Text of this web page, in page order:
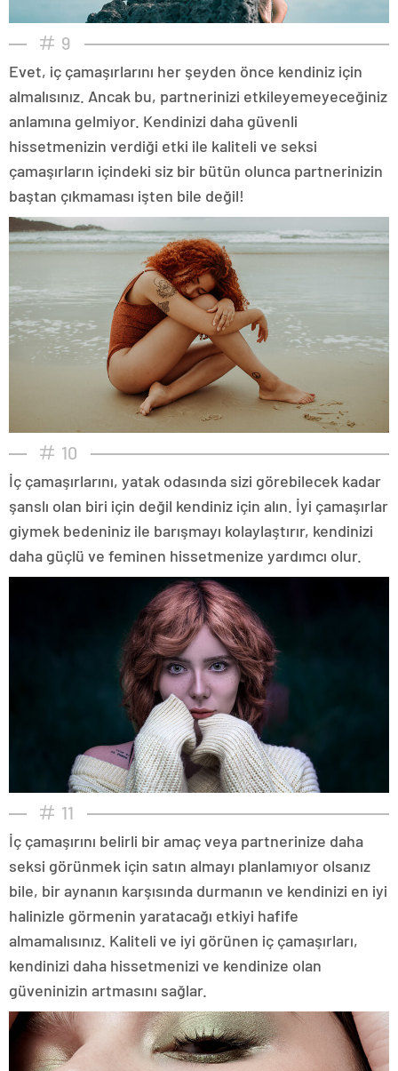
9
Evet, iç çamaşırlarını her şeyden önce kendiniz için
almalısınız. Ancak bu, partnerinizi etkileyemeyeceğiniz
anlamına gelmiyor. Kendinizi daha güvenli
hissetmenizin verdiği etki ile kaliteli ve seksi
çamaşırların içindeki siz bir bütün olunca partnerinizin
baştan çıkmaması işten bile değil!
10
İç çamaşırlarını, yatak odasında sizi görebilecek kadar
şanslı olan biri için değil kendiniz için alın. İyi çamaşırlar
giymek bedeniniz ile barışmayı kolaylaştırır, kendinizi
daha güçlü ve feminen hissetmenize yardımcı olur.
11
İç çamaşırını belirli bir amaç veya partnerinize daha
seksi görünmek için satın almayı planlamıyor olsanız
bile, bir aynanın karşısında durmanın ve kendinizi en iyi
halinizle görmenin yaratacağı etkiyi hafife
almamalısınız. Kaliteli ve iyi görünen iç çamaşırları,
kendinizi daha hissetmenizi ve kendinize olan
güveninizin artmasını sağlar.